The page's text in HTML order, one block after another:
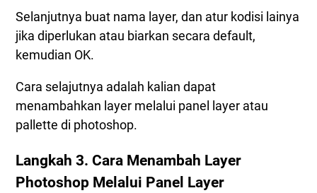
Selanjutnya buat nama layer, dan atur kodisi lainya
jika diperlukan atau biarkan secara default,
kemudian OK.
Cara selajutnya adalah kalian dapat
menambahkan layer melalui panel layer atau
pallette di photoshop.
Langkah 3. Cara Menambah Layer
Photoshop Melalui Panel Layer